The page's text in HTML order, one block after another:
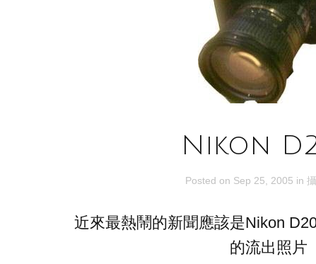
Nikon
Posted on Sep 25, 2005 in
近來最熱鬧的新聞應該是Nikon
的流出照片